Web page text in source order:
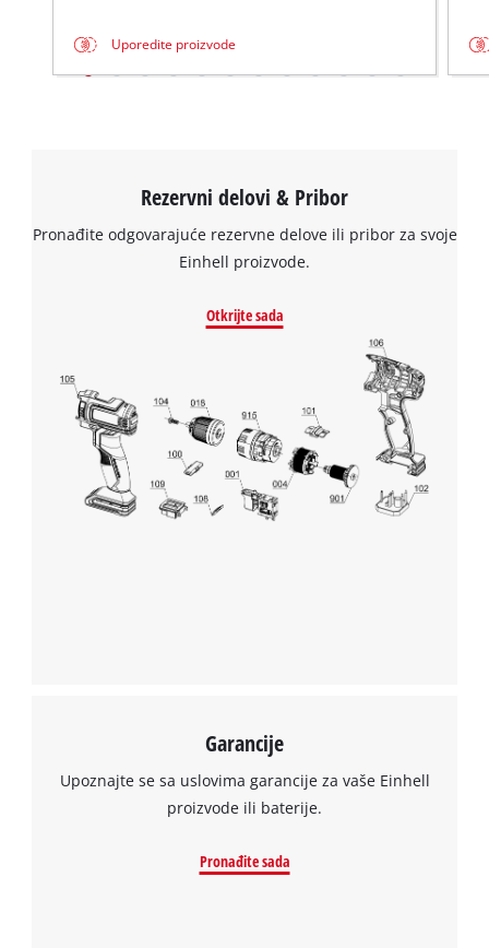
Uporedite proizvode
Rezervni delovi & Pribor
Pronađite odgovarajuće rezervne delove ili pribor za svoje
Einhell proizvode.
Otkrijte sada
Garancije
Upoznajte se sa uslovima garancije za vaše Einhell
proizvode ili baterije.
Pronađite sada